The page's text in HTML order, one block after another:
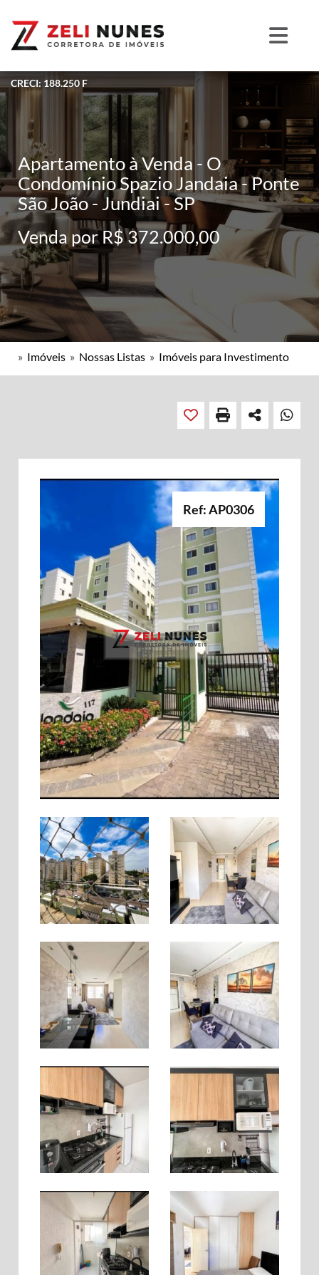
CRECI: 188.250 F
Apartamento à Venda - O
Condomínio Spazio Jandaia - Ponte
São João - Jundiai - SP
Venda por R$ 372.000,00
» Imóveis » Nossas Listas » Imóveis para Investimento
Ref: AP0306